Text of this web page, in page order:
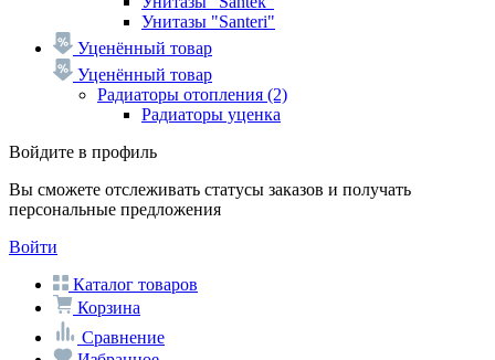
Унитазы "Santeri"
Уценённый товар
Уценённый товар
Радиаторы отопления (2)
Радиаторы уценка
Войдите в профиль
Вы сможете отслеживать статусы заказов и получать
персональные предложения
Войти
Каталог товаров
Корзина
Сравнение